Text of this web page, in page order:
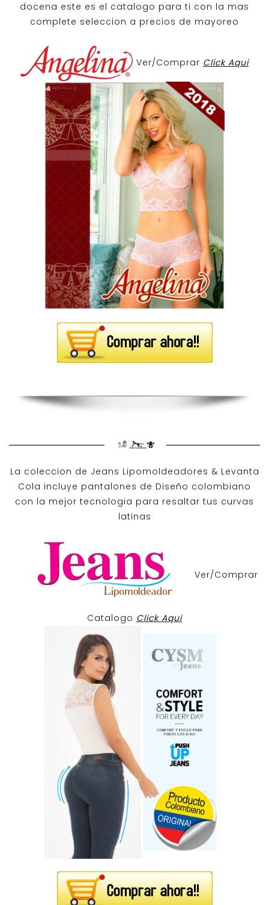
docena este es el catalogo para ti con la mas
complete seleccion a precios de mayoreo
Ver/Comprar Click Aqui
La coleccion de Jeans Lipomoldeadores & Levanta
Cola incluye pantalones de Diseño colombiano
con la mejor tecnologia para resaltar tus curvas
latinas
Ver/Comprar
Catalogo Click Aqui